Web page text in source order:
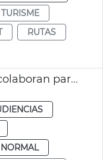
TURISME
RUTAS
València y la Generalitat colaboran para prevenir el intrusismo en la profesión de guía oficial de turismo
NORMAL